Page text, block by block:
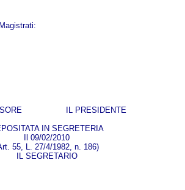
IL PRESIDENTE
IN SEGRETERIA
Il 09/02/2010
55, L. 27/4/1982, n. 186)
IL SEGRETARIO